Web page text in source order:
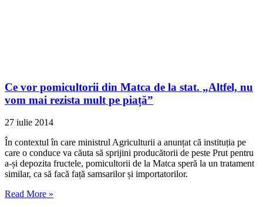
Ce vor pomicultorii din Matca de la stat. „Altfel, nu
vom mai rezista mult pe piață”
27 iulie 2014
În contextul în care ministrul Agriculturii a anunțat că instituția pe
care o conduce va căuta să sprijini producătorii de peste Prut pentru
a-și depozita fructele, pomicultorii de la Matca speră la un tratament
similar, ca să facă față samsarilor și importatorilor.
Read More »